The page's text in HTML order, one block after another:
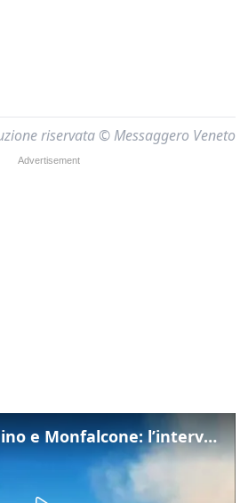
riservata © Messaggero Veneto
Incendio tra Duino e Monfalcone: l’intervento dei vigili del fuoco